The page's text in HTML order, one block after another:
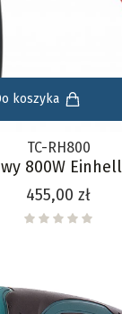
koszyka
TC-RH800
800W Einhell
Cena
455,00 zł